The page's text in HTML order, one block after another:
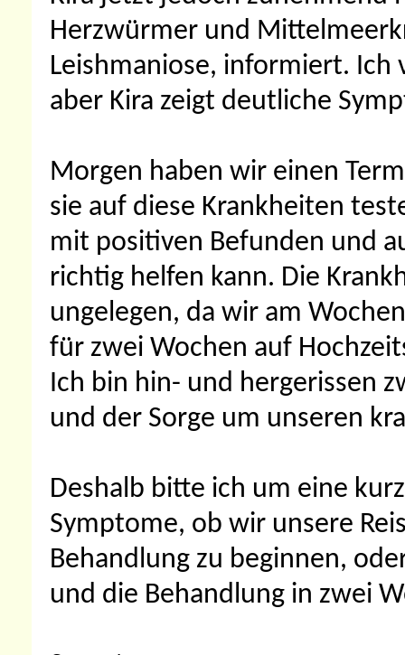
Herzwürmer und
Leishmaniose, informiert. Ich
aber Kira zeigt deutliche
Morgen haben wir einen
sie auf diese Krankheiten
mit positiven Befunden und
richtig helfen kann. Die
ungelegen, da wir am
für zwei Wochen auf
Ich bin hin- und hergerissen
und der Sorge um unseren
Deshalb bitte ich um eine
Symptome, ob wir unsere
Behandlung zu beginnen,
und die Behandlung in zwei